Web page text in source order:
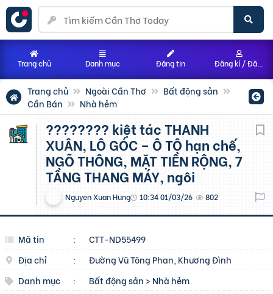
Trang chủ Ngoài Cần Thơ
Bất động sản
Cần Bán
Nhà hẻm
???????? kiệt tác THANH
XUÂN, LÔ GÓC – Ô TÔ hạn chế,
NGÕ THÔNG, MẶT TIỀN RỘNG, 7
TẦNG THANG MÁY, ngôi
Nguyen Xuan Hung 10:34 01/03/26 802
Mã tin :
CTT-ND55499
Địa chỉ
:
Đường Vũ Tông Phan, Khương Đình
Danh mục
: Bất động sản > Nhà hẻm
Trang chủ Danh mục Đăng tin